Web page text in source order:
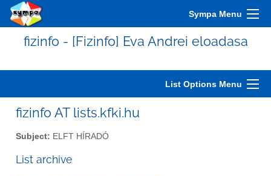
Sympa Menu
fizinfo - [Fizinfo] Eva Andrei eloadasa
List Options Menu
fizinfo AT lists.kfki.hu
Subject: ELFT HÍRADÓ
List archive